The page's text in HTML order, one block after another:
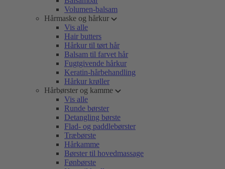
Volumen-balsam
Hårmaske og hårkur
Vis alle
Hair butters
Hårkur til tørt hår
Balsam til farvet hår
Fugtgivende hårkur
Keratin-hårbehandling
Hårkur krøller
Hårbørster og kamme
Vis alle
Runde børster
Detangling børste
Flad- og paddlebørster
Træbørste
Hårkamme
Børster til hovedmassage
Fønbørste